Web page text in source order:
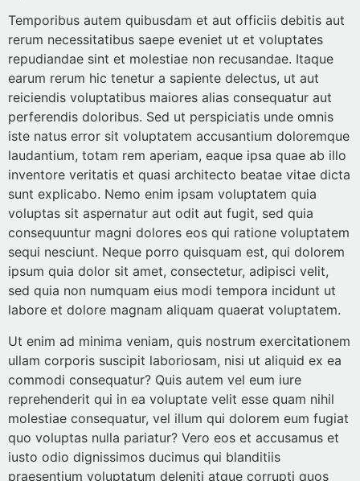
Temporibus autem quibusdam et aut officiis debitis aut
rerum necessitatibus saepe eveniet ut et voluptates
repudiandae sint et molestiae non recusandae. Itaque
earum rerum hic tenetur a sapiente delectus, ut aut
reiciendis voluptatibus maiores alias consequatur aut
perferendis doloribus. Sed ut perspiciatis unde omnis
iste natus error sit voluptatem accusantium doloremque
laudantium, totam rem aperiam, eaque ipsa quae ab illo
inventore veritatis et quasi architecto beatae vitae dicta
sunt explicabo. Nemo enim ipsam voluptatem quia
voluptas sit aspernatur aut odit aut fugit, sed quia
consequuntur magni dolores eos qui ratione voluptatem
sequi nesciunt. Neque porro quisquam est, qui dolorem
ipsum quia dolor sit amet, consectetur, adipisci velit,
sed quia non numquam eius modi tempora incidunt ut
labore et dolore magnam aliquam quaerat voluptatem.
Ut enim ad minima veniam, quis nostrum exercitationem
ullam corporis suscipit laboriosam, nisi ut aliquid ex ea
commodi consequatur? Quis autem vel eum iure
reprehenderit qui in ea voluptate velit esse quam nihil
molestiae consequatur, vel illum qui dolorem eum fugiat
quo voluptas nulla pariatur? Vero eos et accusamus et
iusto odio dignissimos ducimus qui blanditiis
praesentium voluptatum deleniti atque corrupti quos